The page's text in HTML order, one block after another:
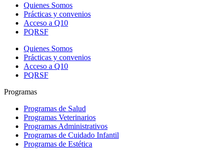
Quienes Somos
Prácticas y convenios
Acceso a Q10
PQRSF
Quienes Somos
Prácticas y convenios
Acceso a Q10
PQRSF
Programas
Programas de Salud
Programas Veterinarios
Programas Administrativos
Programas de Cuidado Infantil
Programas de Estética